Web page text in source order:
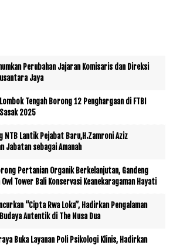
Perubahan Jajaran Komisaris dan Direksi
Jaya
Tengah Borong 12 Penghargaan di FTBI
2025
NTB Lantik Pejabat Baru,H.Zamroni Aziz
Jabatan sebagai Amanah
Pertanian Organik Berkelanjutan, Gandeng
Owl Tower Bali Konservasi Keanekaragaman Hayati
“Cipta Rwa Loka”, Hadirkan Pengalaman
Autentik di The Nusa Dua
Buka Layanan Poli Psikologi Klinis, Hadirkan